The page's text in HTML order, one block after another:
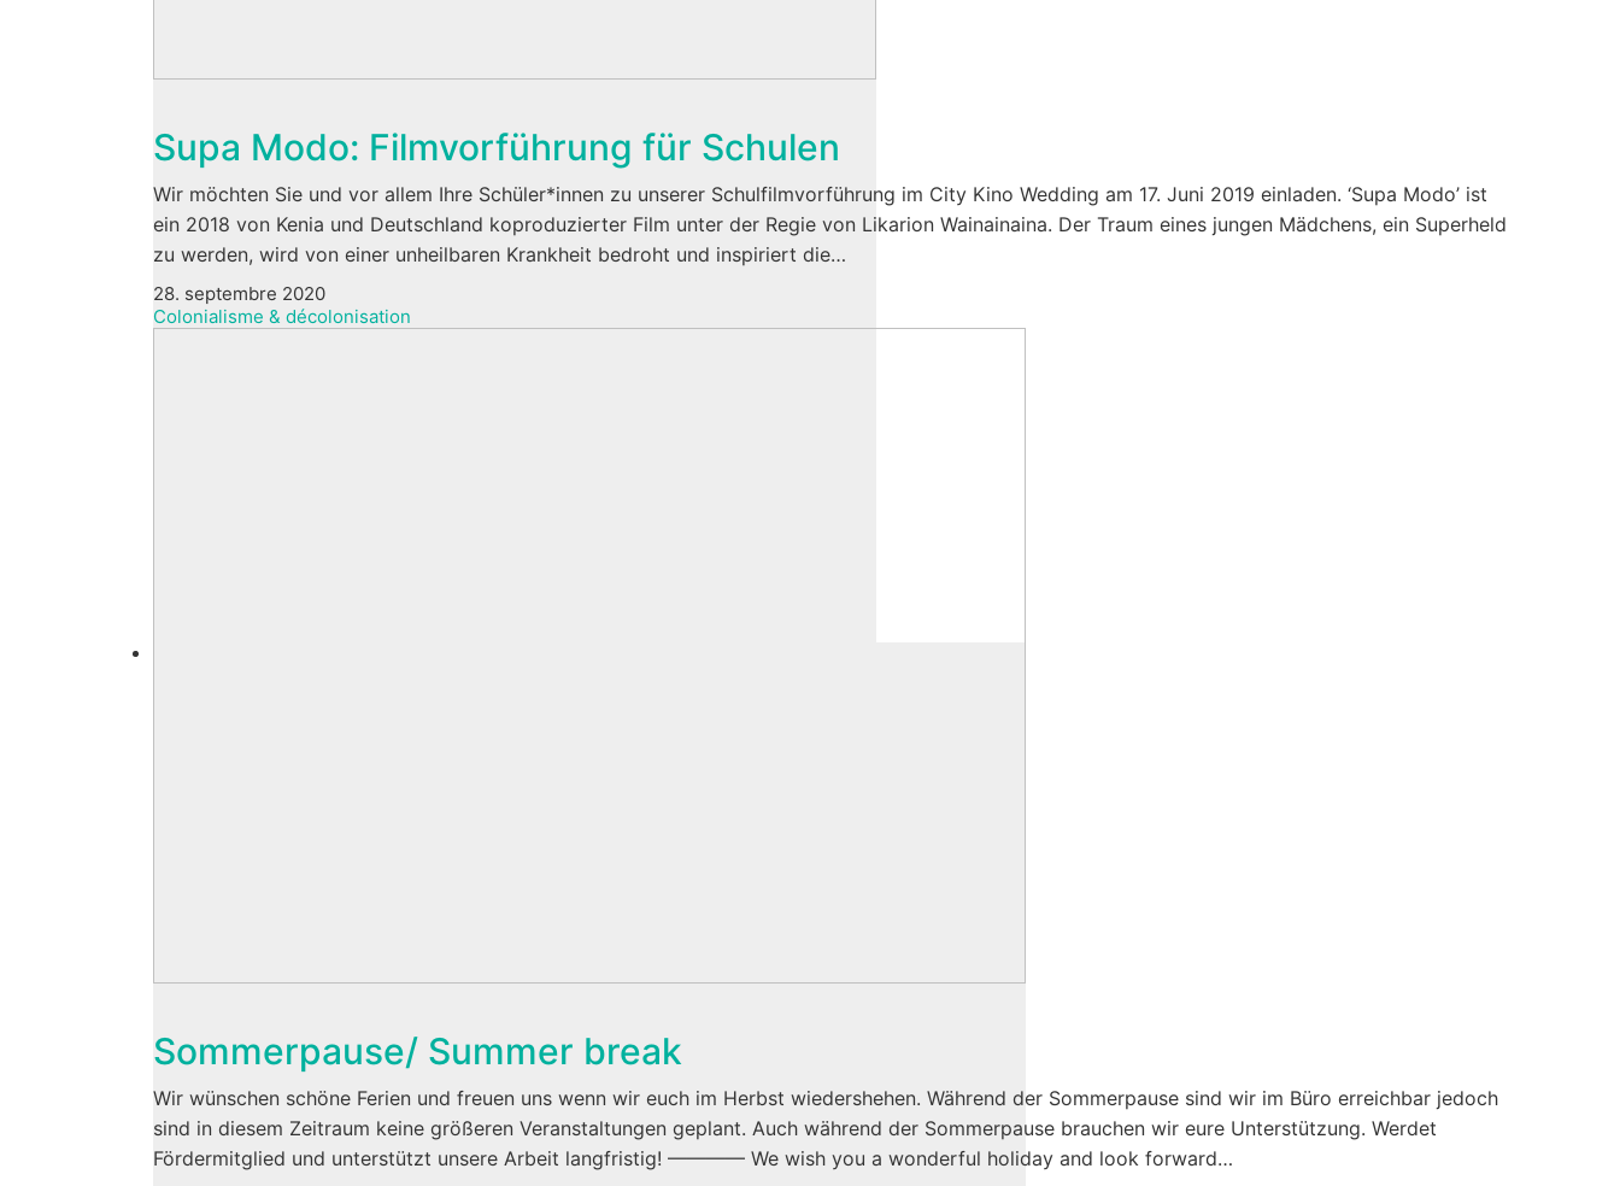
Supa Modo: Filmvorführung für Schulen
Wir möchten Sie und vor allem Ihre Schüler*innen zu unserer Schulfilmvorführung im City Kino Wedding am 17. Juni 2019 einladen. ‘Supa Modo’ ist
ein 2018 von Kenia und Deutschland koproduzierter Film unter der Regie von Likarion Wainainaina. Der Traum eines jungen Mädchens, ein Superheld
zu werden, wird von einer unheilbaren Krankheit bedroht und inspiriert die…
28. septembre 2020
Colonialisme & décolonisation
Sommerpause/ Summer break
Wir wünschen schöne Ferien und freuen uns wenn wir euch im Herbst wiedershehen. Während der Sommerpause sind wir im Büro erreichbar jedoch
sind in diesem Zeitraum keine größeren Veranstaltungen geplant. Auch während der Sommerpause brauchen wir eure Unterstützung. Werdet
Fördermitglied und unterstützt unsere Arbeit langfristig! ———— We wish you a wonderful holiday and look forward…